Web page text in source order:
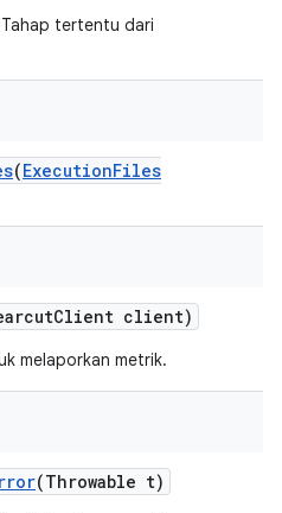
tertentu dari
(ExecutionFiles
Client client)
melaporkan metrik.
(Throwable t)